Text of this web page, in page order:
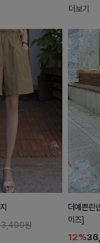
더보기
원
더예쁜린
이즈]
12%